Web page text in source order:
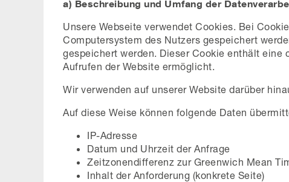
a) Beschreibung und Umfang der
Unsere Webseite verwendet Cookies. Bei
Computersystem des Nutzers gespeichert
gespeichert werden. Dieser Cookie enthält
Aufrufen der Website ermöglicht.
Wir verwenden auf unserer Website darüber
Auf diese Weise können folgende Daten
IP-Adresse
Datum und Uhrzeit der Anfrage
Zeitzonendifferenz zur Greenwich Mean
Inhalt der Anforderung (konkrete Seite)